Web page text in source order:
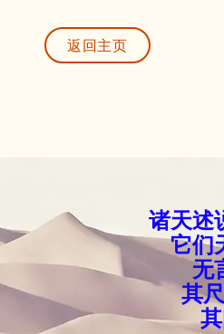
返回主页
诸天述
它们
无
其